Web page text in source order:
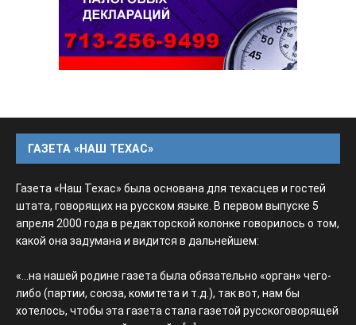
ГАЗЕТА «НАШ ТЕХАС»
Газета «Наш Техас» была основана для техасцев и гостей
штата, говорящих на русском языке. В первом выпуске 5
апреля 2000 года в редакторской колонке говорилось о том,
какой она задумана и видится в дальнейшем:
«...на нашей родине газета была обязательно «орган» чего-
либо (партии, союза, комитета и т.д.), так вот, нам бы
хотелось, чтобы эта газета стала газетой русскоговорящей